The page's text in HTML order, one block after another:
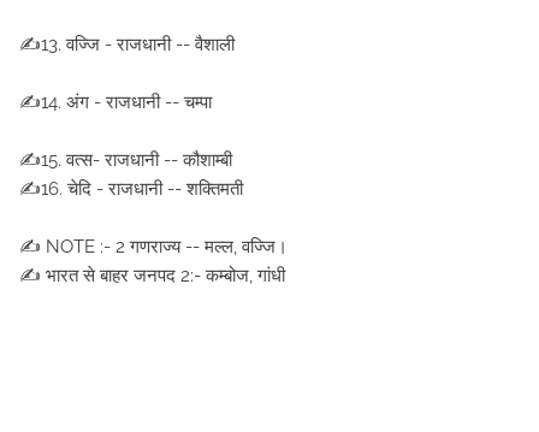
✍️13. वज्जि - राजधानी -- वैशाली
✍️14. अंग - राजधानी -- चम्पा
✍️15. वत्स- राजधानी -- कौशाम्बी
✍️16. चेदि - राजधानी -- शक्तिमती
✍️ NOTE :- 2 गणराज्य -- मल्ल, वज्जि।
✍️ भारत से बाहर जनपद 2:- कम्बोज, गांधी